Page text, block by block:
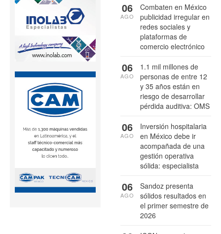
Combaten en México
publicidad irregular en
redes sociales y
plataformas de
comercio electrónico
06
AGO
1.1 mil millones de
personas de entre 12
y 35 años están en
riesgo de desarrollar
pérdida auditiva: OMS
06
AGO
Inversión hospitalaria
en México debe ir
acompañada de una
gestión operativa
sólida: especialista
06
AGO
Sandoz presenta
sólidos resultados en
el primer semestre de
2026
06
AGO